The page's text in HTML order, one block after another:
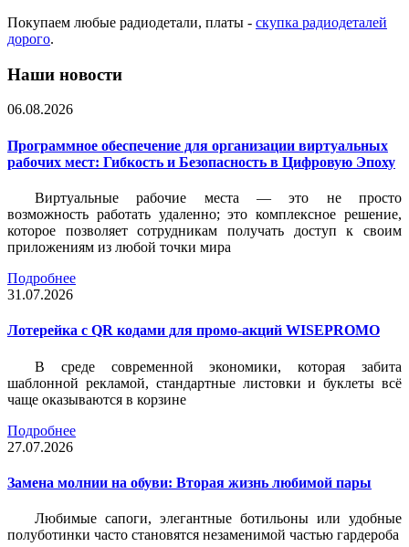
Покупаем любые радиодетали, платы - скупка радиодеталей
дорого.
Наши новости
06.08.2026
Программное обеспечение для организации виртуальных
рабочих мест: Гибкость и Безопасность в Цифровую Эпоху
Виртуальные рабочие места — это не просто
возможность работать удаленно; это комплексное решение,
которое позволяет сотрудникам получать доступ к своим
приложениям из любой точки мира
Подробнее
31.07.2026
Лотерейка c QR кодами для промо-акций WISEPROMO
В среде современной экономики, которая забита
шаблонной рекламой, стандартные листовки и буклеты всё
чаще оказываются в корзине
Подробнее
27.07.2026
Замена молнии на обуви: Вторая жизнь любимой пары
Любимые сапоги, элегантные ботильоны или удобные
полуботинки часто становятся незаменимой частью гардероба